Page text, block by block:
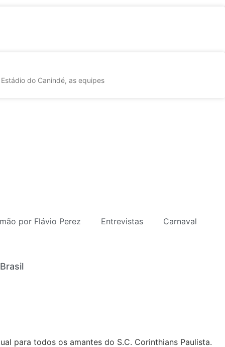
do Canindé, as equipes
por Flávio Perez Entrevistas Carnaval
para todos os amantes do S.C. Corinthians Paulista.